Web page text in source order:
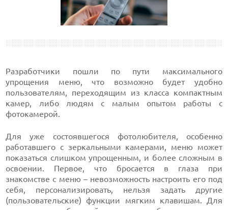
Разработчики пошли по пути максимального
упрощения меню, что возможно будет удобно
пользователям, переходящим из класса компактным
камер, либо людям с малым опытом работы с
фотокамерой.
Для уже состоявшегося фотолюбителя, особенно
работавшего с зеркальными камерами, меню может
показаться слишком упрощенным, и более сложным в
освоении. Первое, что бросается в глаза при
знакомстве с меню – невозможность настроить его под
себя, персонализировать, нельзя задать другие
(пользовательские) функции мягким клавишам. Для